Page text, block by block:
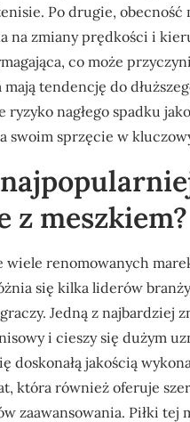
Po drugie, obecność
na zmiany prędkości i
co może
mają tendencję do
ryzyko nagłego spadku
swoim sprzęcie w
z meszkiem?
wiele renomowanych
się kilka liderów
Jedną z najbardziej
i cieszy się dużym
doskonałą jakością
która również oferuje
zaawansowania. Piłki